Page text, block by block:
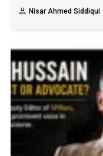
Nisar Ahmed Siddiqui